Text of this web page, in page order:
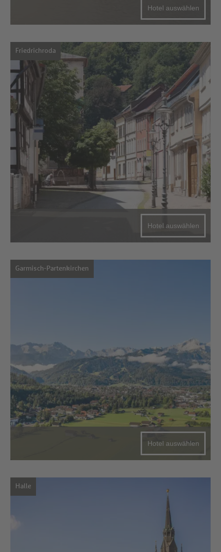
Hotel auswählen
Friedrichroda
Hotel auswählen
Garmisch-Partenkirchen
Hotel auswählen
Halle